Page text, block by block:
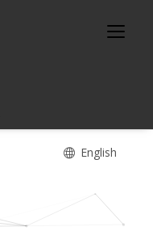
English